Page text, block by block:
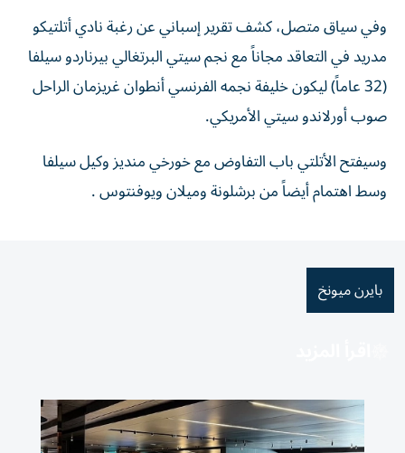
وفي سياق متصل، كشف تقرير إسباني عن رغبة نادي أتلتيكو
مدريد في التعاقد مجاناً مع نجم سيتي البرتغالي بيرناردو سيلفا
(32 عاماً) ليكون خليفة نجمه الفرنسي أنطوان غريزمان الراحل
صوب أورلاندو سيتي الأمريكي.
وسيفتح الأتلتي باب التفاوض مع خورخي منديز وكيل سيلفا
وسط اهتمام أيضاً من برشلونة وميلان ويوفنتوس .
بايرن ميونخ